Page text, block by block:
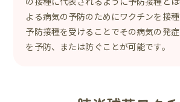
よる病気の予防のためにワクチンを接種
予防接種を受けることでその病気の発
を予防、または防ぐことが可能です。